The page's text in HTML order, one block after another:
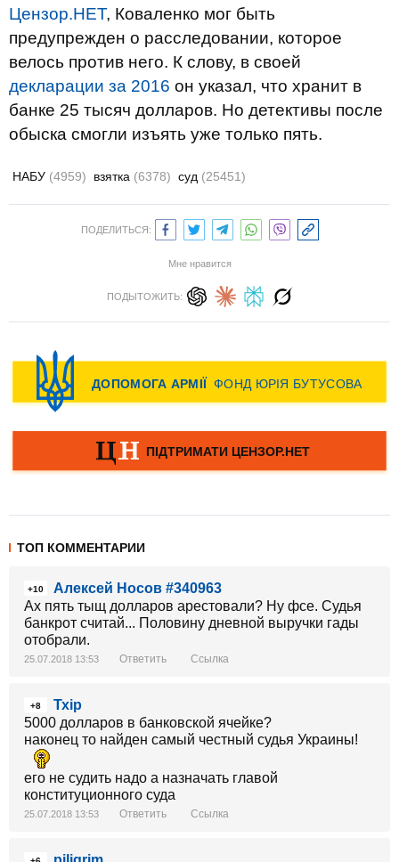
Цензор.НЕТ, Коваленко мог быть
предупрежден о расследовании, которое
велось против него. К слову, в своей
декларации за 2016 он указал, что хранит в
банке 25 тысяч долларов. Но детективы после
обыска смогли изъять уже только пять.
НАБУ (4959) взятка (6378) суд (25451)
ПОДЕЛИТЬСЯ:
Мне нравится
ПОДЫТОЖИТЬ:
ТОП КОММЕНТАРИИ
+10
Алексей Носов #340963
Ах пять тыщ долларов арестовали? Ну фсе. Судья
банкрот считай... Половину дневной выручки гады
отобрали.
25.07.2018 13:53 Ответить Ссылка
+8
Тхір
5000 долларов в банковской ячейке?
наконец то найден самый честный судья Украины!
его не судить надо а назначать главой
конституционного суда
25.07.2018 13:53 Ответить Ссылка